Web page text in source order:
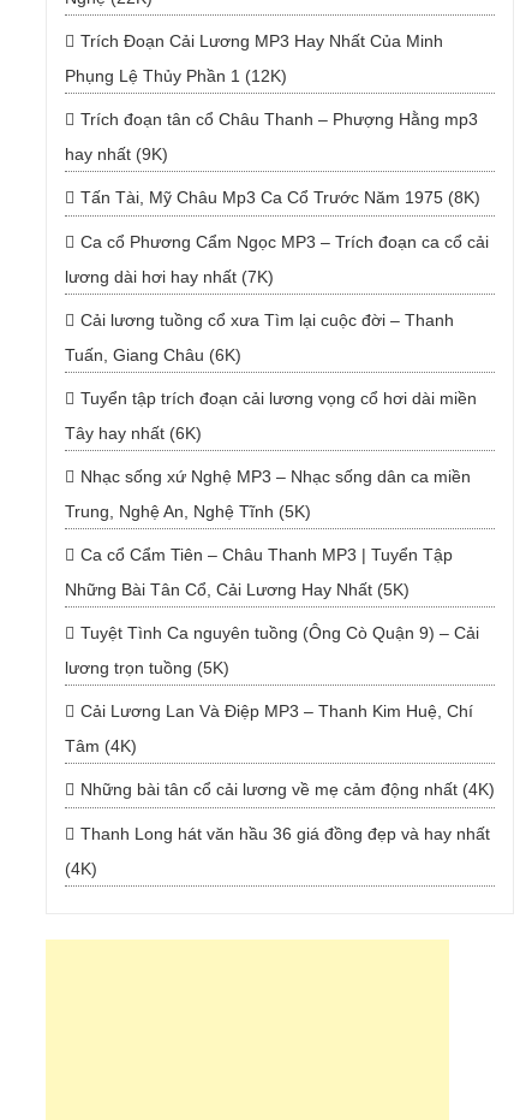
Trích Đoạn Cải Lương MP3 Hay Nhất Của Minh
Phụng Lệ Thủy Phần 1 (12K)
Trích đoạn tân cổ Châu Thanh – Phượng Hằng mp3
hay nhất (9K)
Tấn Tài, Mỹ Châu Mp3 Ca Cổ Trước Năm 1975 (8K)
Ca cổ Phương Cẩm Ngọc MP3 – Trích đoạn ca cổ cải
lương dài hơi hay nhất (7K)
Cải lương tuồng cổ xưa Tìm lại cuộc đời – Thanh
Tuấn, Giang Châu (6K)
Tuyển tập trích đoạn cải lương vọng cổ hơi dài miền
Tây hay nhất (6K)
Nhạc sống xứ Nghệ MP3 – Nhạc sống dân ca miền
Trung, Nghệ An, Nghệ Tĩnh (5K)
Ca cổ Cẩm Tiên – Châu Thanh MP3 | Tuyển Tập
Những Bài Tân Cổ, Cải Lương Hay Nhất (5K)
Tuyệt Tình Ca nguyên tuồng (Ông Cò Quận 9) – Cải
lương trọn tuồng (5K)
Cải Lương Lan Và Điệp MP3 – Thanh Kim Huệ, Chí
Tâm (4K)
Những bài tân cổ cải lương về mẹ cảm động nhất (4K)
Thanh Long hát văn hầu 36 giá đồng đẹp và hay nhất
(4K)